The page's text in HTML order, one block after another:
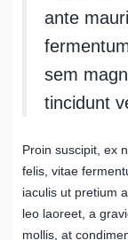
ante
sem
tincidunt
Proin suscipit, ex
felis, vitae
iaculis ut pretium
leo laoreet, a
mollis, at